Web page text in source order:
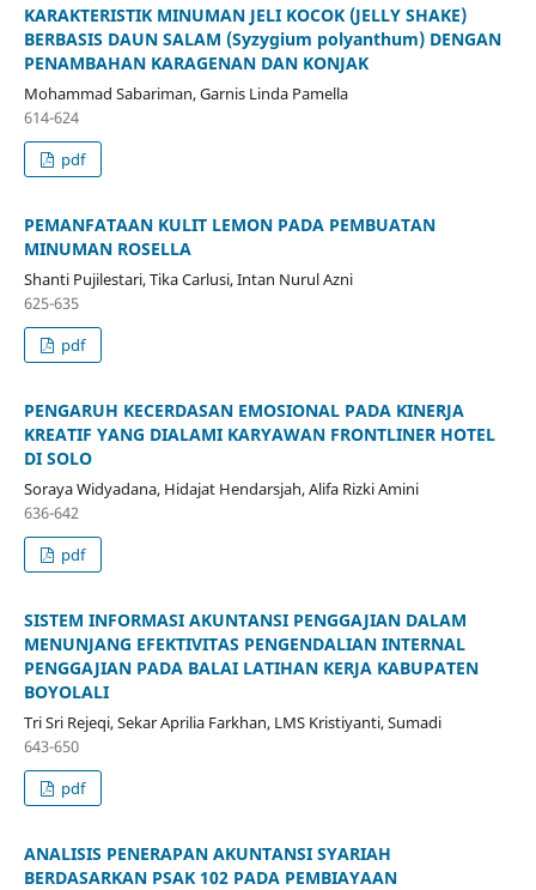
KARAKTERISTIK MINUMAN JELI KOCOK (JELLY SHAKE)
BERBASIS DAUN SALAM (Syzygium polyanthum) DENGAN
PENAMBAHAN KARAGENAN DAN KONJAK
Mohammad Sabariman, Garnis Linda Pamella
614-624
pdf
PEMANFATAAN KULIT LEMON PADA PEMBUATAN
MINUMAN ROSELLA
Shanti Pujilestari, Tika Carlusi, Intan Nurul Azni
625-635
pdf
PENGARUH KECERDASAN EMOSIONAL PADA KINERJA
KREATIF YANG DIALAMI KARYAWAN FRONTLINER HOTEL
DI SOLO
Soraya Widyadana, Hidajat Hendarsjah, Alifa Rizki Amini
636-642
pdf
SISTEM INFORMASI AKUNTANSI PENGGAJIAN DALAM
MENUNJANG EFEKTIVITAS PENGENDALIAN INTERNAL
PENGGAJIAN PADA BALAI LATIHAN KERJA KABUPATEN
BOYOLALI
Tri Sri Rejeqi, Sekar Aprilia Farkhan, LMS Kristiyanti, Sumadi
643-650
pdf
ANALISIS PENERAPAN AKUNTANSI SYARIAH
BERDASARKAN PSAK 102 PADA PEMBIAYAAN